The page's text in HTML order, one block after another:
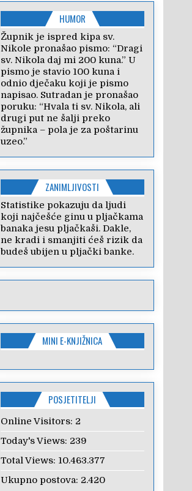
HUMOR
Župnik je ispred kipa sv.
Nikole pronašao pismo: “Dragi
sv. Nikola daj mi 200 kuna.” U
pismo je stavio 100 kuna i
odnio dječaku koji je pismo
napisao. Sutradan je pronašao
poruku: “Hvala ti sv. Nikola, ali
drugi put ne šalji preko
župnika – pola je za poštarinu
uzeo.”
ZANIMLJIVOSTI
Statistike pokazuju da ljudi
koji najčešće ginu u pljačkama
banaka jesu pljačkaši. Dakle,
ne kradi i smanjiti ćeš rizik da
budeš ubijen u pljački banke.
MINI E-KNJIŽNICA
POSJETITELJI
Online Visitors: 2
Today's Views: 239
Total Views: 10.463.377
Ukupno postova: 2.420